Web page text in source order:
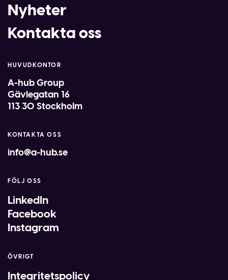
Nyheter
Kontakta oss
HUVUDKONTOR
A-hub Group
Gävlegatan 16
113 30 Stockholm
KONTAKTA OSS
info@a-hub.se
FÖLJ OSS
LinkedIn
Facebook
Instagram
ÖVRIGT
Integritetspolicy